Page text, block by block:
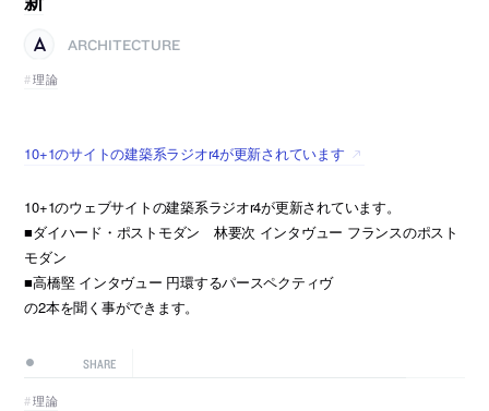
ARCHITECTURE
理論
10+1のサイトの建築系ラジオr4が更新されています
10+1のウェブサイトの建築系ラジオr4が更新されています。
■ダイハード・ポストモダン 林要次 インタヴュー フランスのポスト
モダン
■高橋堅 インタヴュー 円環するパースペクティヴ
の2本を聞く事ができます。
SHARE
理論